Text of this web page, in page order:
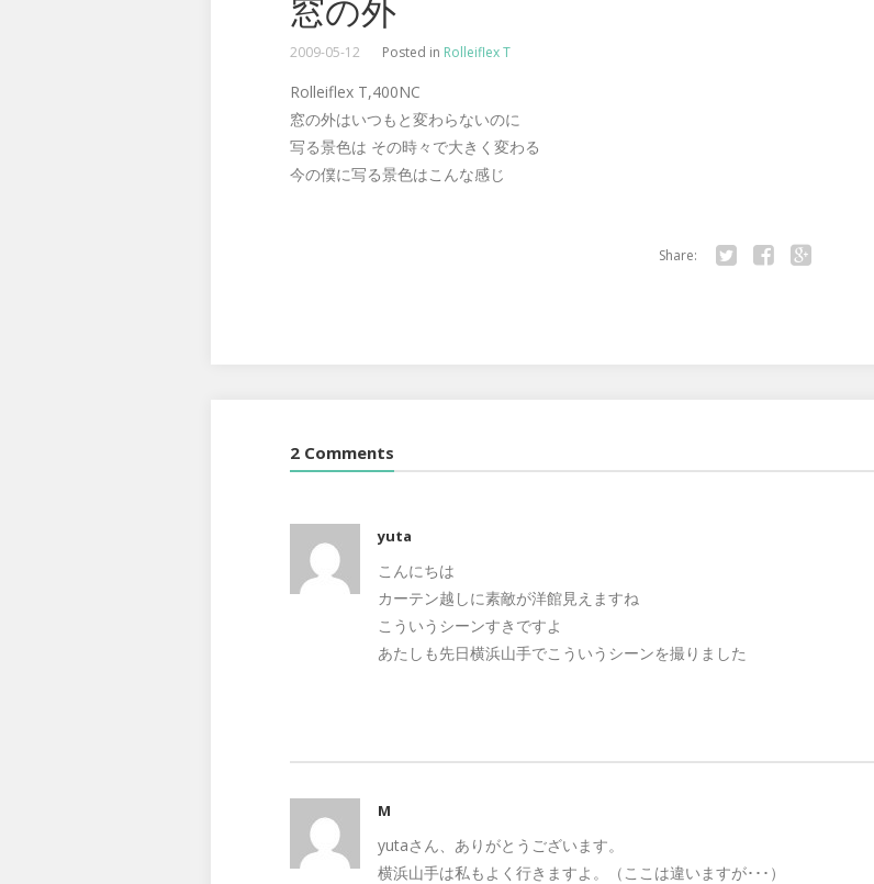
窓の外
2009-05-12 Posted in Rolleiflex T
Rolleiflex T,400NC
窓の外はいつもと変わらないのに
写る景色は その時々で大きく変わる
今の僕に写る景色はこんな感じ
Share:
2 Comments
yuta
こんにちは
カーテン越しに素敵が洋館見えますね
こういうシーンすきですよ
あたしも先日横浜山手でこういうシーンを撮りました
M
yutaさん、ありがとうございます。
横浜山手は私もよく行きますよ。（ここは違いますが･･･）